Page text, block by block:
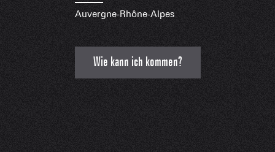
Auvergne-Rhône-Alpes
Wie kann ich kommen?